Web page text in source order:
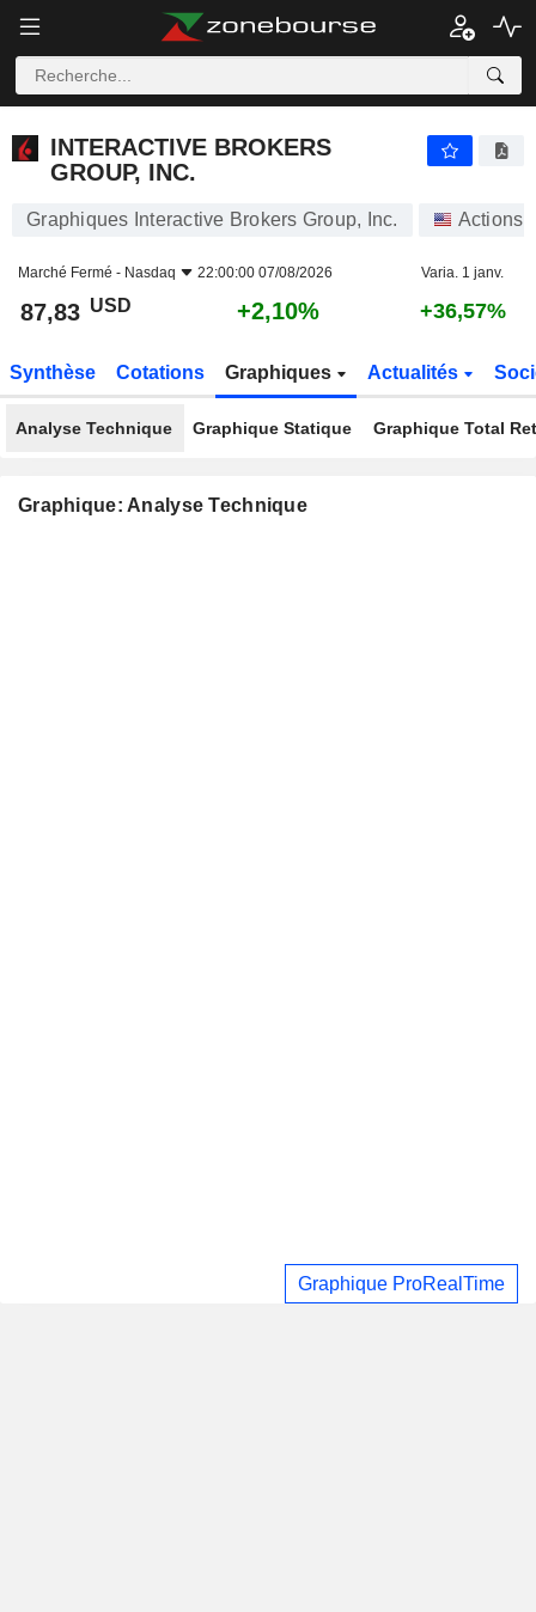
INTERACTIVE BROKERS
GROUP, INC.
Graphiques Interactive Brokers Group, Inc. Actions
Marché Fermé - Nasdaq 22:00:00 07/08/2026 Varia. 1 janv.
87,83 USD +2,10% +36,57%
Synthèse Cotations Graphiques Actualités
Analyse Technique Graphique Statique Graphique Total
Graphique: Analyse Technique
Graphique ProRealTime